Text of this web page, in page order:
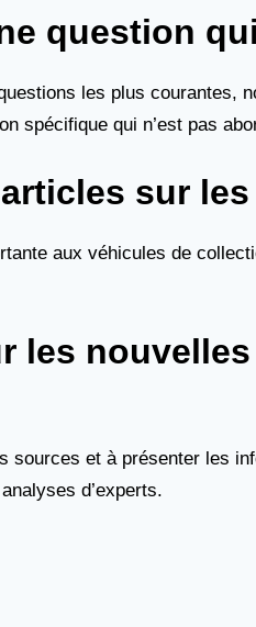
question
les plus courantes,
spécifique qui n’est pas
sur
aux véhicules de
les
sources et à présenter les
d’experts.